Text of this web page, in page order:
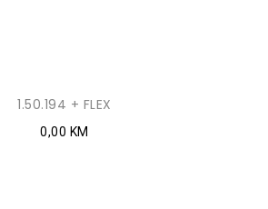
1.50.194 + FLEX
0,00 KM